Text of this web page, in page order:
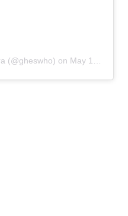
(@gheswho) on May 16, 2019 at 1:53am PDT